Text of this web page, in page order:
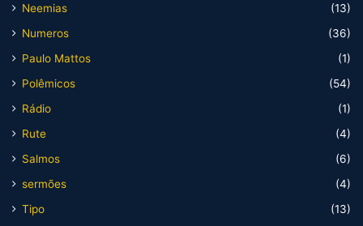
Neemias
(13)
Numeros
(36)
Paulo Mattos
(1)
Polêmicos
(54)
Rádio
(1)
Rute
(4)
Salmos
(6)
sermões
(4)
Tipo
(13)